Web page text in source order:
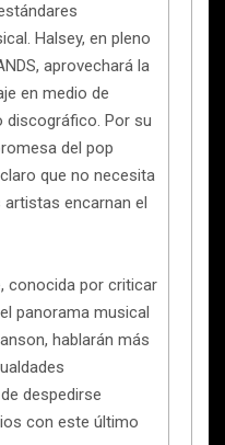
Halsey, en pleno
aprovechará la
en medio de
discográfico. Por su
del pop
que no necesita
encarnan el
conocida por criticar
panorama musical
hablarán más
despedirse
con este último